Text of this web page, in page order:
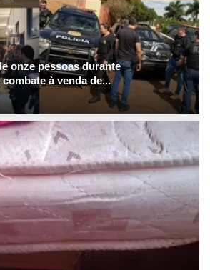
onze pessoas durante
à venda de...